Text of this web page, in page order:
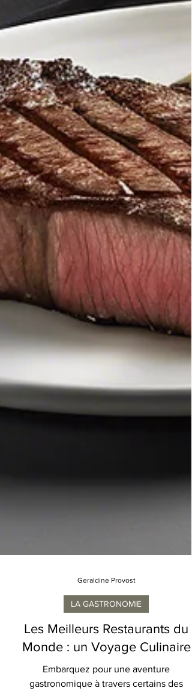
Geraldine Provost
LA GASTRONOMIE
Les Meilleurs Restaurants du
Monde : un Voyage Culinaire
Embarquez pour une aventure